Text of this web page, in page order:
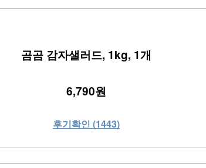
곰곰 감자샐러드, 1kg, 1개
6,790원
후기확인 (1443)